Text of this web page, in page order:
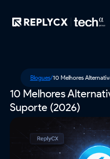
Blogues/10 Melhores
10 Melhores
Suporte (2026)